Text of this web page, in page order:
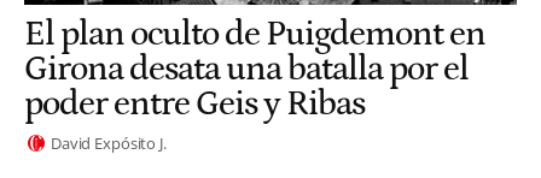
El plan oculto de Puigdemont en
Girona desata una batalla por el
poder entre Geis y Ribas
David Expósito J.